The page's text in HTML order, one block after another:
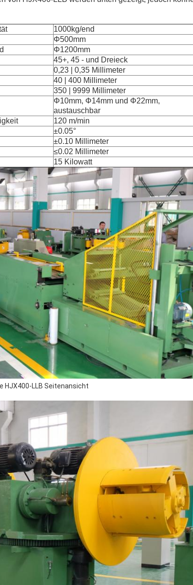
1000kg/end
Φ500mm
Φ1200mm
45+, 45 - und Dreieck
0,23 | 0,35 Millimeter
40 | 400 Millimeter
350 | 9999 Millimeter
Φ10mm, Φ14mm und Φ22mm,
austauschbar
120 m/min
±0.05°
±0.10 Millimeter
≤0.02 Millimeter
15 Kilowatt
HJX400-LLB Seitenansicht